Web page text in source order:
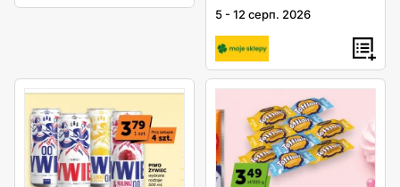
5 -12 серп. 2026